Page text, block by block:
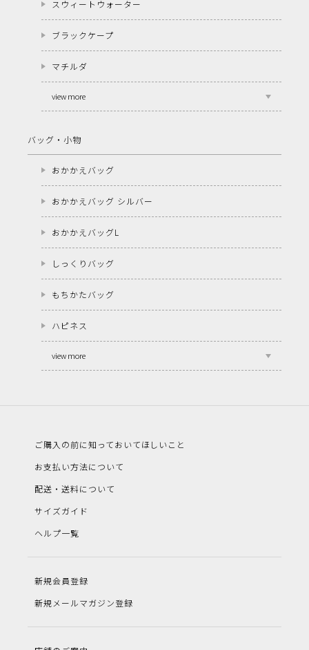
スウィートウォーター
ブラックケープ
マチルダ
view more
バッグ・小物
おかかえバッグ
おかかえバッグ シルバー
おかかえバッグL
しっくりバッグ
もちかたバッグ
ハピネス
view more
ご購入の前に知っておいてほしいこと
お支払い方法について
配送・送料について
サイズガイド
ヘルプ一覧
新規会員登録
新規メールマガジン登録